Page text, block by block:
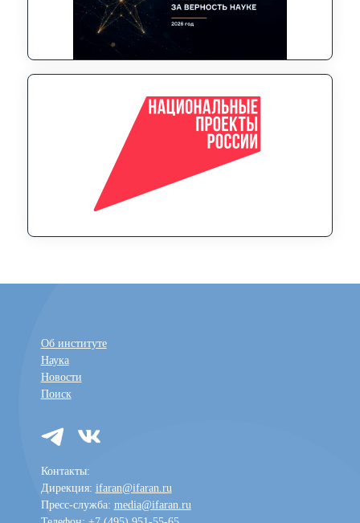
Об институте
Наука
Новости
Поиск
Контакты:
Дирекция: ifaran@ifaran.ru
Пресс-служба: media@ifaran.ru